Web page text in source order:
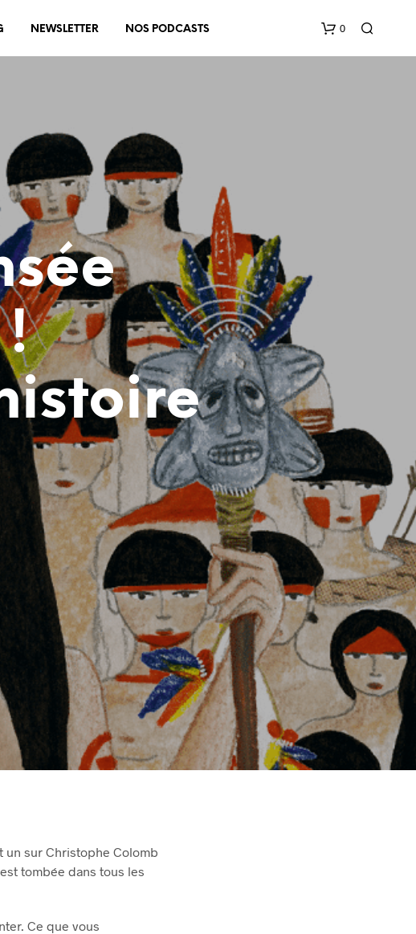
NEWSLETTER NOS PODCASTS 0
V
E
.
un sur Christophe Colomb
tombée dans tous les
Ce que vous